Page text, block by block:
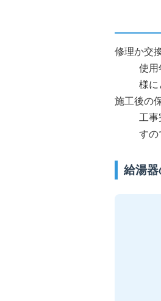
修理か交
使用
様に
施工後の
工
すの
給湯器